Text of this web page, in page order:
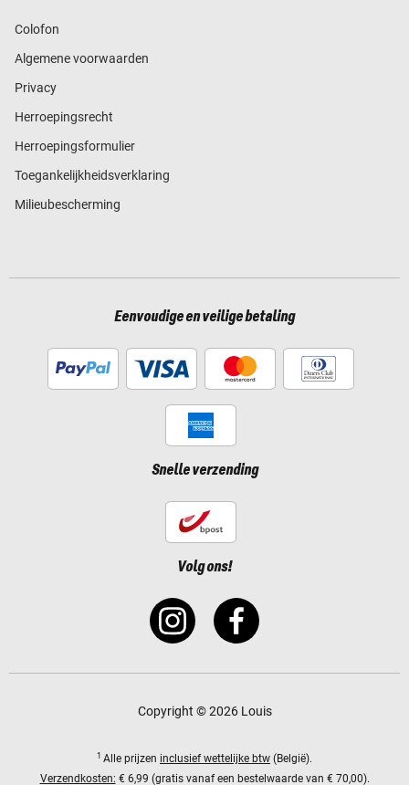
Colofon
Algemene voorwaarden
Privacy
Herroepingsrecht
Herroepingsformulier
Toegankelijkheidsverklaring
Milieubescherming
Eenvoudige en veilige betaling
Snelle verzending
Volg ons!
Copyright © 2026 Louis
1 Alle prijzen inclusief wettelijke btw (België).
Verzendkosten: € 6,99 (gratis vanaf een bestelwaarde van € 70,00).